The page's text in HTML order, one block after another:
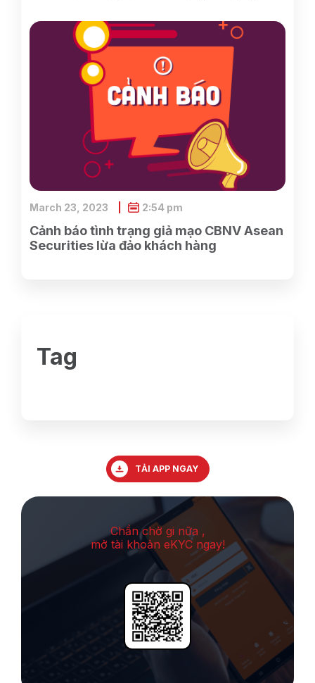
SCIC sở hữu
Cảnh báo tình trạng giả mạo CBNV Asean
Securities lừa đảo khách hàng
March 23, 2023 2:54 pm
Tag
TẢI APP NGAY
Chần chờ gi nữa ,
mở tài khoản eKYC ngay!